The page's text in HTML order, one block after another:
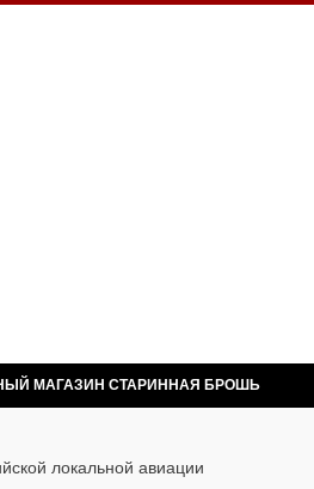
МАГАЗИН СТАРИННАЯ БРОШЬ
локальной авиации